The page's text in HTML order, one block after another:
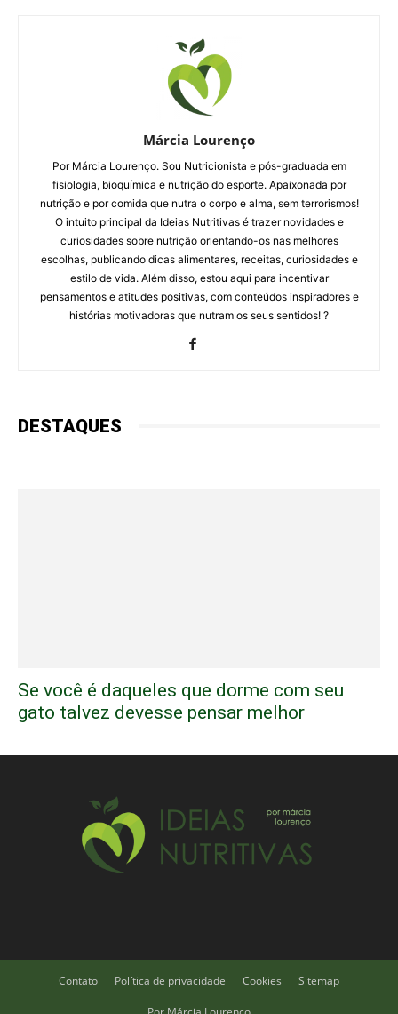
Márcia Lourenço
Por Márcia Lourenço. Sou Nutricionista e pós-graduada em
fisiologia, bioquímica e nutrição do esporte. Apaixonada por
nutrição e por comida que nutra o corpo e alma, sem terrorismos!
O intuito principal da Ideias Nutritivas é trazer novidades e
curiosidades sobre nutrição orientando-os nas melhores
escolhas, publicando dicas alimentares, receitas, curiosidades e
estilo de vida. Além disso, estou aqui para incentivar
pensamentos e atitudes positivas, com conteúdos inspiradores e
histórias motivadoras que nutram os seus sentidos! ?
DESTAQUES
Se você é daqueles que dorme com seu
gato talvez devesse pensar melhor
Contato Política de privacidade Cookies Sitemap